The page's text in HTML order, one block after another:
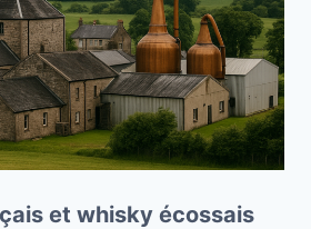
et whisky écossais